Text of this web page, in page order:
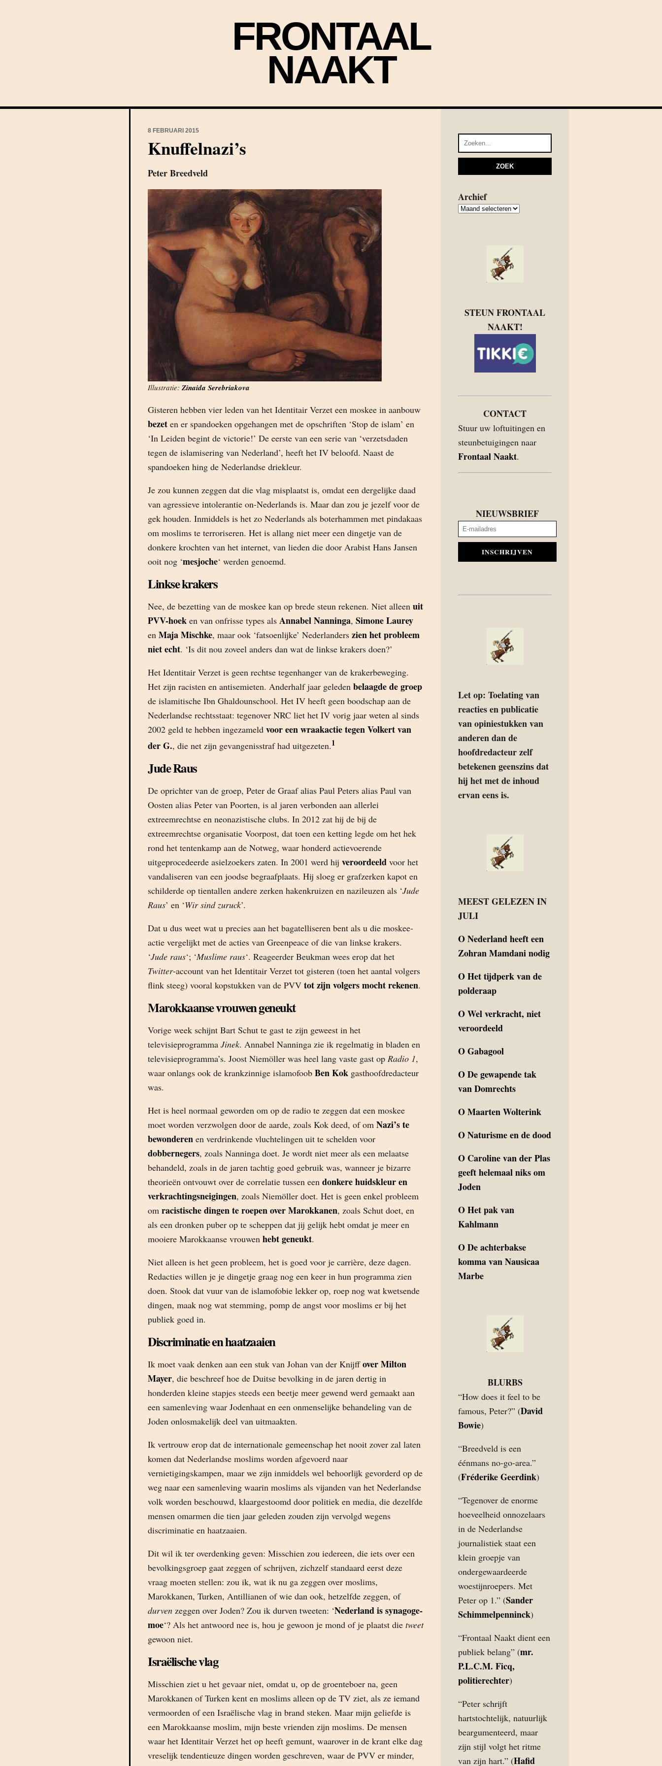
FRONTAAL
NAAKT
8 FEBRUARI 2015
Knuffelnazi’s
Peter Breedveld
Illustratie: Zinaida Serebriakova
Gisteren hebben vier leden van het Identitair Verzet een moskee in aanbouw
bezet en er spandoeken opgehangen met de opschriften ‘Stop de islam’ en
‘In Leiden begint de victorie!’ De eerste van een serie van ‘verzetsdaden
tegen de islamisering van Nederland’, heeft het IV beloofd. Naast de
spandoeken hing de Nederlandse driekleur.
Je zou kunnen zeggen dat die vlag misplaatst is, omdat een dergelijke daad
van agressieve intolerantie on-Nederlands is. Maar dan zou je jezelf voor de
gek houden. Inmiddels is het zo Nederlands als boterhammen met pindakaas
om moslims te terroriseren. Het is allang niet meer een dingetje van de
donkere krochten van het internet, van lieden die door Arabist Hans Jansen
ooit nog ‘mesjoche‘ werden genoemd.
Linkse krakers
Nee, de bezetting van de moskee kan op brede steun rekenen. Niet alleen uit
PVV-hoek en van onfrisse types als Annabel Nanninga, Simone Laurey
en Maja Mischke, maar ook ‘fatsoenlijke’ Nederlanders zien het probleem
niet echt. ‘Is dit nou zoveel anders dan wat de linkse krakers doen?’
Het Identitair Verzet is geen rechtse tegenhanger van de krakerbeweging.
Het zijn racisten en antisemieten. Anderhalf jaar geleden belaagde de groep
de islamitische Ibn Ghaldounschool. Het IV heeft geen boodschap aan de
Nederlandse rechtsstaat: tegenover NRC liet het IV vorig jaar weten al sinds
2002 geld te hebben ingezameld voor een wraakactie tegen Volkert van
der G., die net zijn gevangenisstraf had uitgezeten.1
Jude Raus
De oprichter van de groep, Peter de Graaf alias Paul Peters alias Paul van
Oosten alias Peter van Poorten, is al jaren verbonden aan allerlei
extreemrechtse en neonazistische clubs. In 2012 zat hij de bij de
extreemrechtse organisatie Voorpost, dat toen een ketting legde om het hek
rond het tentenkamp aan de Notweg, waar honderd actievoerende
uitgeprocedeerde asielzoekers zaten. In 2001 werd hij veroordeeld voor het
vandaliseren van een joodse begraafplaats. Hij sloeg er grafzerken kapot en
schilderde op tientallen andere zerken hakenkruizen en nazileuzen als ‘Jude
Raus’ en ‘Wir sind zuruck’.
Dat u dus weet wat u precies aan het bagatelliseren bent als u die moskee-
actie vergelijkt met de acties van Greenpeace of die van linkse krakers.
‘Jude raus‘; ‘Muslime raus‘. Reageerder Beukman wees erop dat het
Twitter-account van het Identitair Verzet tot gisteren (toen het aantal volgers
flink steeg) vooral kopstukken van de PVV tot zijn volgers mocht rekenen.
Marokkaanse vrouwen geneukt
Vorige week schijnt Bart Schut te gast te zijn geweest in het
televisieprogramma Jinek. Annabel Nanninga zie ik regelmatig in bladen en
televisieprogramma’s. Joost Niemöller was heel lang vaste gast op Radio 1,
waar onlangs ook de krankzinnige islamofoob Ben Kok gasthoofdredacteur
was.
Het is heel normaal geworden om op de radio te zeggen dat een moskee
moet worden verzwolgen door de aarde, zoals Kok deed, of om Nazi’s te
bewonderen en verdrinkende vluchtelingen uit te schelden voor
dobbernegers, zoals Nanninga doet. Je wordt niet meer als een melaatse
behandeld, zoals in de jaren tachtig goed gebruik was, wanneer je bizarre
theorieën ontvouwt over de correlatie tussen een donkere huidskleur en
verkrachtingsneigingen, zoals Niemöller doet. Het is geen enkel probleem
om racistische dingen te roepen over Marokkanen, zoals Schut doet, en
als een dronken puber op te scheppen dat jij gelijk hebt omdat je meer en
mooiere Marokkaanse vrouwen hebt geneukt.
Niet alleen is het geen probleem, het is goed voor je carrière, deze dagen.
Redacties willen je je dingetje graag nog een keer in hun programma zien
doen. Stook dat vuur van de islamofobie lekker op, roep nog wat kwetsende
dingen, maak nog wat stemming, pomp de angst voor moslims er bij het
publiek goed in.
Discriminatie en haatzaaien
Ik moet vaak denken aan een stuk van Johan van der Knijffover Milton
Mayer, die beschreef hoe de Duitse bevolking in de jaren dertig in
honderden kleine stapjes steeds een beetje meer gewend werd gemaakt aan
een samenleving waar Jodenhaat en een onmenselijke behandeling van de
Joden onlosmakelijk deel van uitmaakten.
Ik vertrouw erop dat de internationale gemeenschap het nooit zover zal laten
komen dat Nederlandse moslims worden afgevoerd naar
vernietigingskampen, maar we zijn inmiddels wel behoorlijk gevorderd op de
weg naar een samenleving waarin moslims als vijanden van het Nederlandse
volk worden beschouwd, klaargestoomd door politiek en media, die dezelfde
mensen omarmen die tien jaar geleden zouden zijn vervolgd wegens
discriminatie en haatzaaien.
Dit wil ik ter overdenking geven: Misschien zou iedereen, die iets over een
bevolkingsgroep gaat zeggen of schrijven, zichzelf standaard eerst deze
vraag moeten stellen: zou ik, wat ik nu ga zeggen over moslims,
Marokkanen, Turken, Antillianen of wie dan ook, hetzelfde zeggen, of
durven zeggen over Joden? Zou ik durven tweeten: ‘Nederland is synagoge-
moe‘? Als het antwoord nee is, hou je gewoon je mond of je plaatst die tweet
gewoon niet.
Israëlische vlag
Misschien ziet u het gevaar niet, omdat u, op de groenteboer na, geen
Marokkanen of Turken kent en moslims alleen op de TV ziet, als ze iemand
vermoorden of een Israëlische vlag in brand steken. Maar mijn geliefde is
een Marokkaanse moslim, mijn beste vrienden zijn moslims. De mensen
waar het Identitair Verzet het op heeft gemunt, waarover in de krant elke dag
vreselijk tendentieuze dingen worden geschreven, waar de PVV er minder,
Archief
Archief
STEUN FRONTAAL
NAAKT!
CONTACT
Stuur uw loftuitingen en
steunbetuigingen naar
Frontaal Naakt.
NIEUWSBRIEF
INSCHRIJVEN
Let op: Toelating van
reacties en publicatie
van opiniestukken van
anderen dan de
hoofdredacteur zelf
betekenen geenszins dat
hij het met de inhoud
ervan eens is.
MEEST GELEZEN IN
JULI
ONederland heeft een
Zohran Mamdani nodig
OHet tijdperk van de
polderaap
OWel verkracht, niet
veroordeeld
OGabagool
ODe gewapende tak
van Domrechts
OMaarten Wolterink
ONaturisme en de dood
O Caroline van der Plas
geeft helemaal niks om
Joden
OHet pak van
Kahlmann
ODe achterbakse
komma van Nausicaa
Marbe
BLURBS
“How does it feel to be
famous, Peter?” (David
Bowie)
“Breedveld is een
éénmans no-go-area.”
(Fréderike Geerdink)
“Tegenover de enorme
hoeveelheid onnozelaars
in de Nederlandse
journalistiek staat een
klein groepje van
ondergewaardeerde
woestijnroepers. Met
Peter op 1.” (Sander
Schimmelpenninck)
“Frontaal Naakt dient een
publiek belang” (mr.
P.L.C.M. Ficq,
politierechter)
“Peter schrijft
hartstochtelijk, natuurlijk
beargumenteerd, maar
zijn stijl volgt het ritme
van zijn hart.” (Hafid